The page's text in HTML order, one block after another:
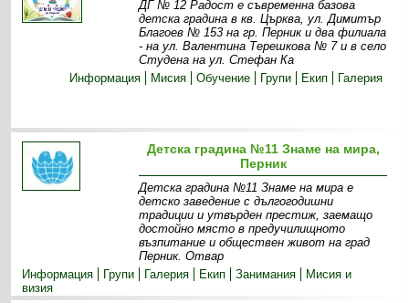
ДГ № 12 Радост е съвременна базова
детска градина в кв. Църква, ул. Димитър
Благоев № 153 на гр. Перник и два филиала
- на ул. Валентина Терешкова № 7 и в село
Студена на ул. Стефан Ка
Информация
Мисия Обучение Групи Екип Галерия
Детска градина №11 Знаме на мира,
Перник
Детска градина №11 Знаме на мира е
детско заведение с дългогодишни
традиции и утвърден престиж, заемащо
достойно място в предучилищното
възпитание и обществен живот на град
Перник. Отвар
Информация
Групи Галерия Екип Занимания
Мисия и
визия